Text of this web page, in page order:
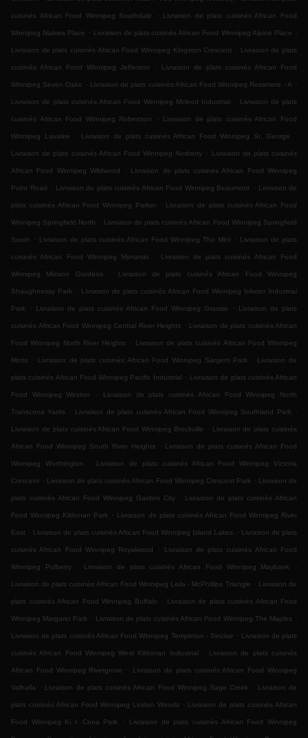
cuisinés African Food Winnipeg Southdale . Livraison de plats cuisinés African Food
Winnipeg Niakwa Place . Livraison de plats cuisinés African Food Winnipeg Alpine Place .
Livraison de plats cuisinés African Food Winnipeg Kingston Crescent . Livraison de plats
cuisinés African Food Winnipeg Jefferson . Livraison de plats cuisinés African Food
Winnipeg Seven Oaks . Livraison de plats cuisinés African Food Winnipeg Rossmere - A .
Livraison de plats cuisinés African Food Winnipeg Mcleod Industrial . Livraison de plats
cuisinés African Food Winnipeg Robertson . Livraison de plats cuisinés African Food
Winnipeg Lavalee . Livraison de plats cuisinés African Food Winnipeg St. George .
Livraison de plats cuisinés African Food Winnipeg Norberry . Livraison de plats cuisinés
African Food Winnipeg Wildwood . Livraison de plats cuisinés African Food Winnipeg
Point Road . Livraison de plats cuisinés African Food Winnipeg Beaumont . Livraison de
plats cuisinés African Food Winnipeg Parker . Livraison de plats cuisinés African Food
Winnipeg Springfield North . Livraison de plats cuisinés African Food Winnipeg Springfield
South . Livraison de plats cuisinés African Food Winnipeg The Mint . Livraison de plats
cuisinés African Food Winnipeg Mynarski . Livraison de plats cuisinés African Food
Winnipeg Mission Gardens . Livraison de plats cuisinés African Food Winnipeg
Shaughnessy Park . Livraison de plats cuisinés African Food Winnipeg Inkster Industrial
Park . Livraison de plats cuisinés African Food Winnipeg Grassie . Livraison de plats
cuisinés African Food Winnipeg Central River Heights . Livraison de plats cuisinés African
Food Winnipeg North River Heights . Livraison de plats cuisinés African Food Winnipeg
Minto . Livraison de plats cuisinés African Food Winnipeg Sargent Park . Livraison de
plats cuisinés African Food Winnipeg Pacific Industrial . Livraison de plats cuisinés African
Food Winnipeg Weston . Livraison de plats cuisinés African Food Winnipeg North
Transcona Yards . Livraison de plats cuisinés African Food Winnipeg Southland Park .
Livraison de plats cuisinés African Food Winnipeg Brockville . Livraison de plats cuisinés
African Food Winnipeg South River Heights . Livraison de plats cuisinés African Food
Winnipeg Worthington . Livraison de plats cuisinés African Food Winnipeg Victoria
Crescent . Livraison de plats cuisinés African Food Winnipeg Crescent Park . Livraison de
plats cuisinés African Food Winnipeg Garden City . Livraison de plats cuisinés African
Food Winnipeg Kildonan Park . Livraison de plats cuisinés African Food Winnipeg River
East . Livraison de plats cuisinés African Food Winnipeg Island Lakes . Livraison de plats
cuisinés African Food Winnipeg Royalwood . Livraison de plats cuisinés African Food
Winnipeg Pulberry . Livraison de plats cuisinés African Food Winnipeg Maybank .
Livraison de plats cuisinés African Food Winnipeg Leila - McPhillips Triangle . Livraison de
plats cuisinés African Food Winnipeg Buffalo . Livraison de plats cuisinés African Food
Winnipeg Margaret Park . Livraison de plats cuisinés African Food Winnipeg The Maples .
Livraison de plats cuisinés African Food Winnipeg Templeton - Sinclair . Livraison de plats
cuisinés African Food Winnipeg West Kildonan Industrial . Livraison de plats cuisinés
African Food Winnipeg Rivergrove . Livraison de plats cuisinés African Food Winnipeg
Valhalla . Livraison de plats cuisinés African Food Winnipeg Sage Creek . Livraison de
plats cuisinés African Food Winnipeg Linden Woods . Livraison de plats cuisinés African
Food Winnipeg Ki l- Cona Park . Livraison de plats cuisinés African Food Winnipeg